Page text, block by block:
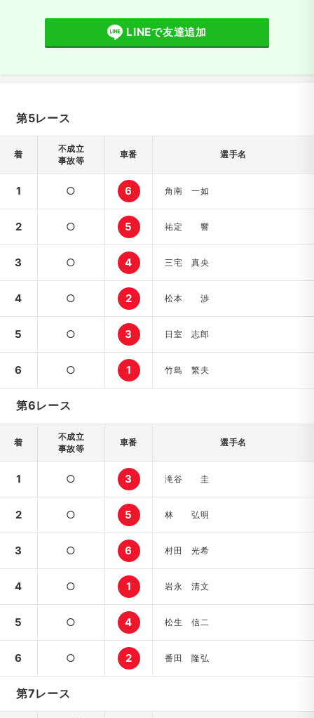
LINEで友達追加
第5レース
着
不成立
事故等
車番 選手名
1 ○ 6 角南 一如
2 ○ 5 祐定 響
3 ○ 4 三宅 真央
4 ○ 2 松本 渉
5 ○ 3 日室 志郎
6 ○ 1 竹島 繁夫
第6レース
着
不成立
事故等
車番 選手名
1 ○ 3 滝谷 圭
2 ○ 5 林 弘明
3 ○ 6 村田 光希
4 ○ 1 岩永 清文
5 ○ 4 松生 信二
6 ○ 2 番田 隆弘
第7レース